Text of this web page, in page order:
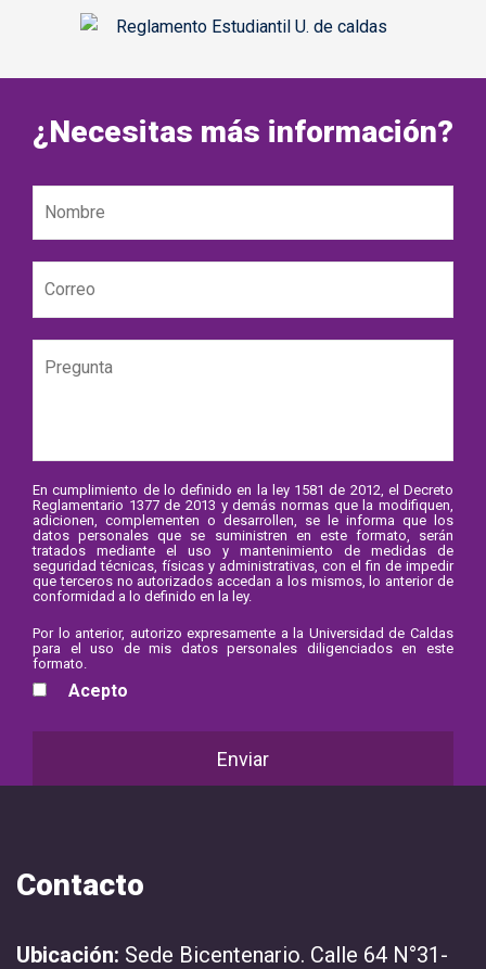
¿Necesitas más información?
En cumplimiento de lo definido en la ley 1581 de 2012, el Decreto
Reglamentario 1377 de 2013 y demás normas que la modifiquen,
adicionen, complementen o desarrollen, se le informa que los
datos personales que se suministren en este formato, serán
tratados mediante el uso y mantenimiento de medidas de
seguridad técnicas, físicas y administrativas, con el fin de impedir
que terceros no autorizados accedan a los mismos, lo anterior de
conformidad a lo definido en la ley.
Por lo anterior, autorizo expresamente a la Universidad de Caldas
para el uso de mis datos personales diligenciados en este
formato.
Acepto
Contacto
Ubicación: Sede Bicentenario. Calle 64 N°31-